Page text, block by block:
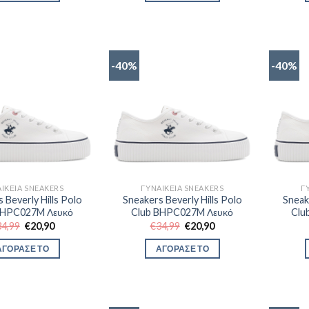
SNEAKERS
Beverly Hills Polo
Λευκό
Original
price
was:
€34,99.
€20,90Η
ΤΟ
-40%
ΓΥΝΑΙΚΕΊΑ SNEAKERS
Sneakers Beverly Hills Polo
Club BHPC027M Λευκό
€34,99 Original
price
was:
€34,99.
€20,90Η
ΑΓΟΡΑΣΕ ΤΟ
-40%